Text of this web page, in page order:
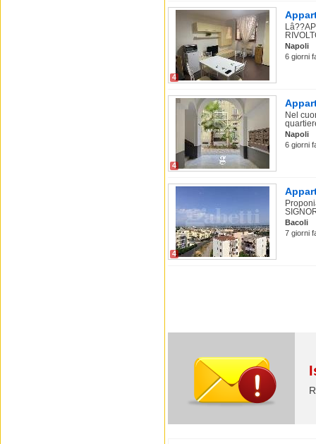
4
Napoli
6 giorni
4
Nel
Napoli
6 giorni
4
Bacoli
7 giorni